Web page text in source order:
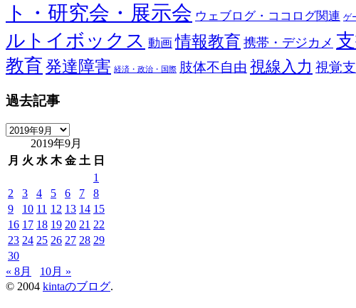
ト・研究会・展示会 ウェブログ・ココログ関連 ゲ
ルトイボックス 動画 情報教育 携帯・デジカメ
教育発達障害 経済・政治・国際 肢体不自由 視線入力 視覚
過去記事
過
記
2019年9月
月 火 水 木 金 土 日
1
2
3 4 5 6 7
8
9
10 11 12 13 14 15
16 17 18 19 20 21 22
23 24 25 26 27 28 29
30
« 8月
10月 »
© 2004 kintaのブログ.